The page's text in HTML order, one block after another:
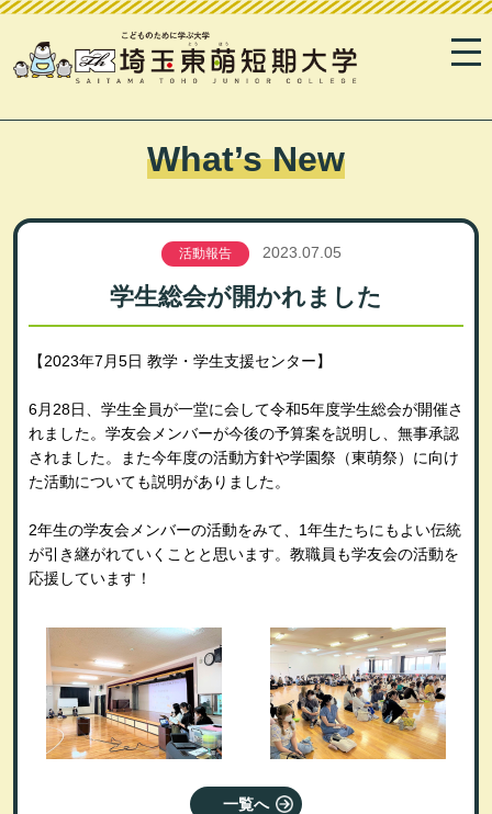
What’s New
活動報告 2023.07.05
学生総会が開かれました
【2023年7月5日 教学・学生支援センター】
6月28日、学生全員が一堂に会して令和5年度学生総会が開催さ
れました。学友会メンバーが今後の予算案を説明し、無事承認
されました。また今年度の活動方針や学園祭（東萌祭）に向け
た活動についても説明がありました。
2年生の学友会メンバーの活動をみて、1年生たちにもよい伝統
が引き継がれていくことと思います。教職員も学友会の活動を
応援しています！
一覧へ